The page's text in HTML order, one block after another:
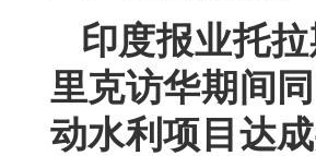
印度报业托
里克访华期间
动水利项目达